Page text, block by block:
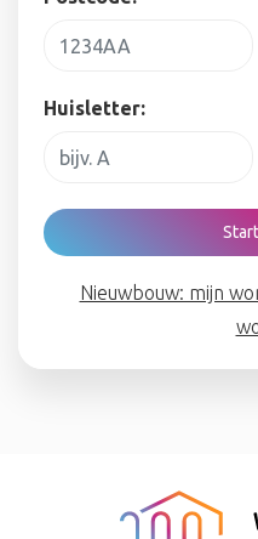
Huisletter:
Nieuwbouw: mijn